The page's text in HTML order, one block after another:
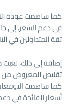
في دعم السعر، إلى
ثقة المتداولين في
تقليص المعروض من
كما ساهمت
أسعار الفائدة في